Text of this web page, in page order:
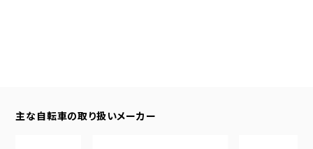
主な自転車の取り扱いメーカー